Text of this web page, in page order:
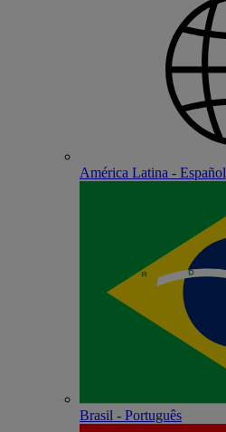
América Latina - Español
Brasil - Português